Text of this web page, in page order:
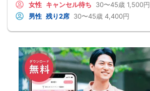
女性 キャンセル待ち 30〜45歳 1,500円
男性 残り2席 30〜45歳 4,400円